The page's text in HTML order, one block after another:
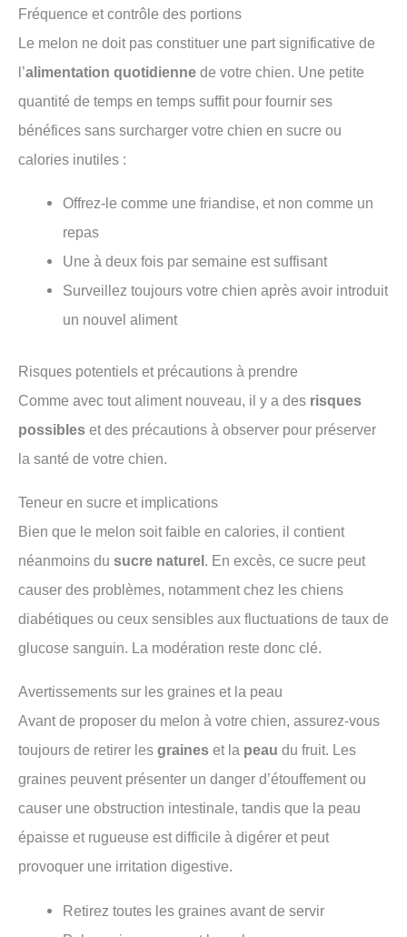
Fréquence et contrôle des portions
Le melon ne doit pas constituer une part significative de
l’alimentation quotidienne de votre chien. Une petite
quantité de temps en temps suffit pour fournir ses
bénéfices sans surcharger votre chien en sucre ou
calories inutiles :
Offrez-le comme une friandise, et non comme un
repas
Une à deux fois par semaine est suffisant
Surveillez toujours votre chien après avoir introduit
un nouvel aliment
Risques potentiels et précautions à prendre
Comme avec tout aliment nouveau, il y a des risques
possibles et des précautions à observer pour préserver
la santé de votre chien.
Teneur en sucre et implications
Bien que le melon soit faible en calories, il contient
néanmoins du sucre naturel. En excès, ce sucre peut
causer des problèmes, notamment chez les chiens
diabétiques ou ceux sensibles aux fluctuations de taux de
glucose sanguin. La modération reste donc clé.
Avertissements sur les graines et la peau
Avant de proposer du melon à votre chien, assurez-vous
toujours de retirer les graines et la peau du fruit. Les
graines peuvent présenter un danger d’étouffement ou
causer une obstruction intestinale, tandis que la peau
épaisse et rugueuse est difficile à digérer et peut
provoquer une irritation digestive.
Retirez toutes les graines avant de servir